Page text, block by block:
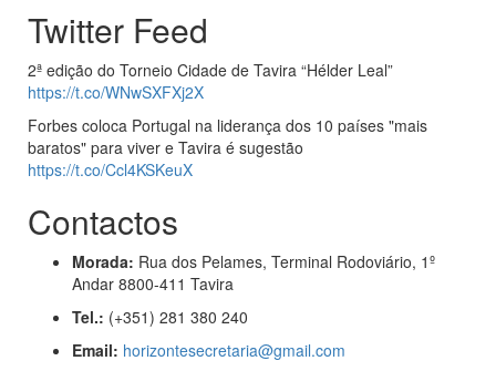
Twitter Feed
2ª edição do Torneio Cidade de Tavira “Hélder Leal”
https://t.co/WNwSXFXj2X
Forbes coloca Portugal na liderança dos 10 países "mais
baratos" para viver e Tavira é sugestão
https://t.co/Ccl4KSKeuX
Contactos
Morada: Rua dos Pelames, Terminal Rodoviário, 1º
Andar 8800-411 Tavira
Tel.: (+351) 281 380 240
Email: horizontesecretaria@gmail.com